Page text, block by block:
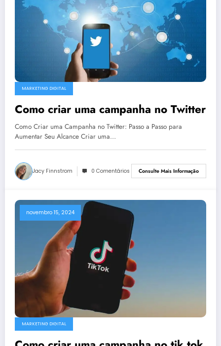
MARKETING DIGITAL
Como criar uma campanha no Twitter
Como Criar uma Campanha no Twitter: Passo a Passo para
Aumentar Seu Alcance Criar uma…
Jacy Finnstrom 0 Comentários Consulte Mais Informação
novembro 15, 2024
MARKETING DIGITAL